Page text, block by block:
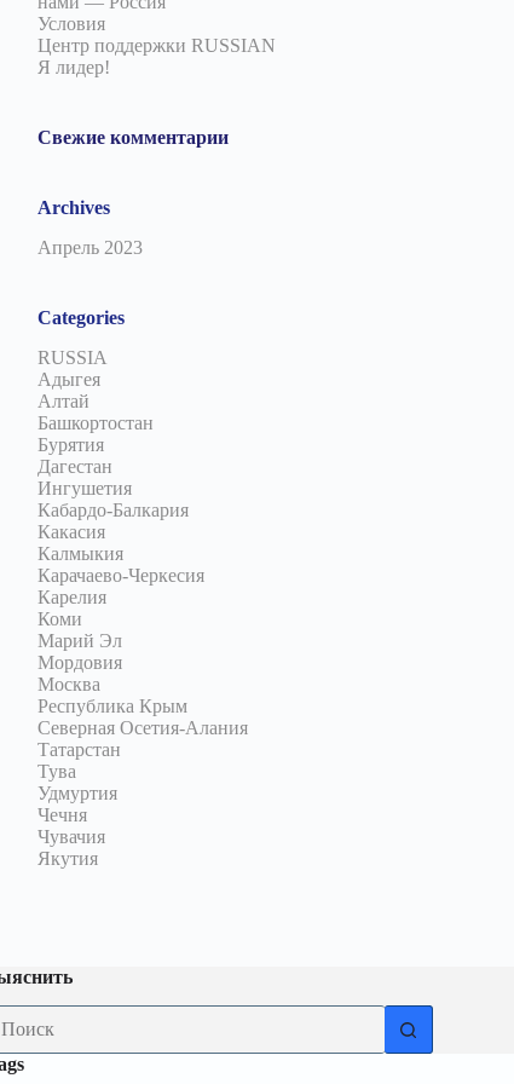
Условия
Центр поддержки RUSSIAN
Я лидер!
Свежие комментарии
Archives
Апрель 2023
Categories
RUSSIA
Адыгея
Алтай
Башкортостан
Бурятия
Дагестан
Ингушетия
Кабардо-Балкария
Какасия
Калмыкия
Карачаево-Черкесия
Карелия
Коми
Марий Эл
Мордовия
Москва
Республика Крым
Северная Осетия-Алания
Татарстан
Тува
Удмуртия
Чечня
Чувачия
Якутия